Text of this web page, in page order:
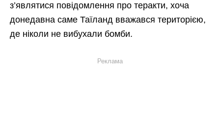
з’являтися повідомлення про теракти, хоча
донедавна саме Таїланд вважався територією,
де ніколи не вибухали бомби.
Реклама